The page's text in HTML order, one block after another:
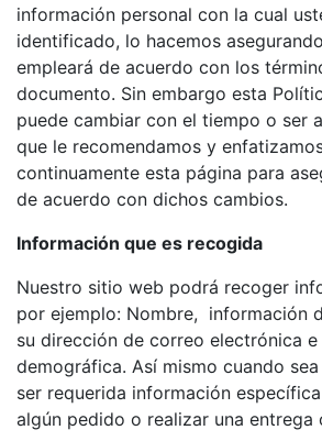
información personal con la cual
identificado, lo hacemos
empleará de acuerdo con los
documento. Sin embargo esta
puede cambiar con el tiempo o ser
que le recomendamos y
continuamente esta página para
de acuerdo con dichos cambios.
Información que es recogida
Nuestro sitio web podrá recoger
por ejemplo: Nombre, información
su dirección de correo electrónica
demográfica. Así mismo cuando
ser requerida información
algún pedido o realizar una entrega